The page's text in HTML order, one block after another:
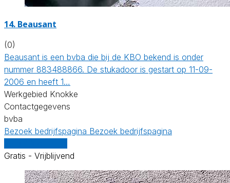
14. Beausant
(0)
Beausant is een bvba die bij de KBO bekend is onder
nummer 883488866. De stukadoor is gestart op 11-09-
2006 en heeft 1…
Werkgebied Knokke
Contactgegevens
bvba
Bezoek bedrijfspagina Bezoek bedrijfspagina
Gratis - Vrijblijvend